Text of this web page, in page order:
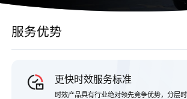
服务优势
更快时效服务标准
时效产品具有行业绝对领先竞争优势，分层